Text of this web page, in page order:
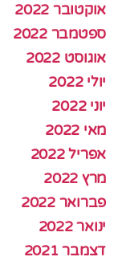
אוקטובר 2022
ספטמבר 2022
אוגוסט 2022
יולי 2022
יוני 2022
מאי 2022
אפריל 2022
מרץ 2022
פברואר 2022
ינואר 2022
דצמבר 2021